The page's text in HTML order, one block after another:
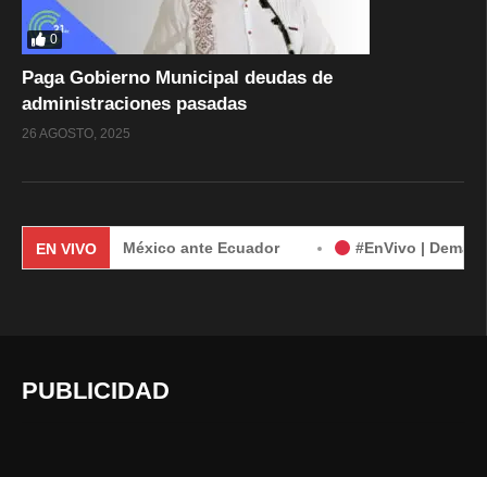
0
Paga Gobierno Municipal deudas de
administraciones pasadas
26 AGOSTO, 2025
EN VIVO
de México ante Ecuador #EnVivo | Demanda de
PUBLICIDAD